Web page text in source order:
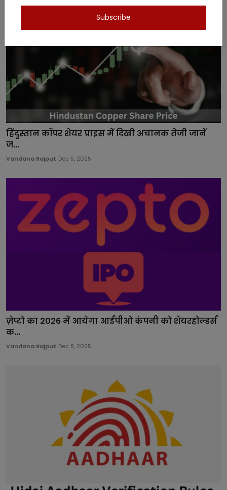
Subscribe
हिंदुस्तान कॉपर शेयर प्राइस में दिखी अचानक तेजी जानें
ज...
Vandana Rajput Dec 5, 2025
ज़ेप्टो का 2026 में आयेगा आईपीओ कंपनी को शेयरहोल्डर्स
क...
Vandana Rajput Dec 8, 2025